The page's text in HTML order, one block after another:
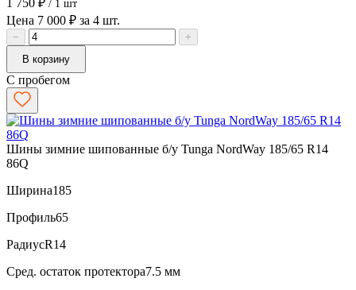
/ 1 шт
Цена 7 000 ₽ за 4 шт.
−
+
В корзину
С пробегом
Шины зимние шипованные б/у Tunga NordWay 185/65 R14
86Q
Ширина185
Профиль65
РадиусR14
Сред. остаток протектора7.5 мм